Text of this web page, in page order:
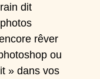
dit
rêver
ou
» dans vos